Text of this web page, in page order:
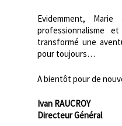
Evidemment,
professionnalisme
transformé une
pour toujours…
A bientôt pour de
Ivan RAUCROY
Directeur Général